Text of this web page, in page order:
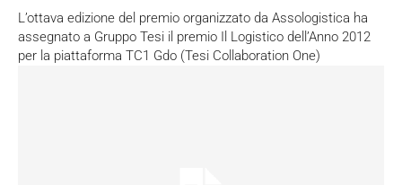
L’ottava edizione del premio organizzato da Assologistica ha
assegnato a Gruppo Tesi il premio Il Logistico dell’Anno 2012
per la piattaforma TC1 Gdo (Tesi Collaboration One)